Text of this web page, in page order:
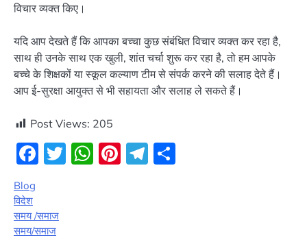
विचार व्यक्त किए।
यदि आप देखते हैं कि आपका बच्चा कुछ संबंधित विचार व्यक्त कर रहा है,
साथ ही उनके साथ एक खुली, शांत चर्चा शुरू कर रहा है, तो हम आपके
बच्चे के शिक्षकों या स्कूल कल्याण टीम से संपर्क करने की सलाह देते हैं।
आप ई-सुरक्षा आयुक्त से भी सहायता और सलाह ले सकते हैं।
Post Views: 205
Facebook
Twitter
WhatsApp
Pinterest
Telegram
Blog
विदेश
समय /समाज
समय/समाज